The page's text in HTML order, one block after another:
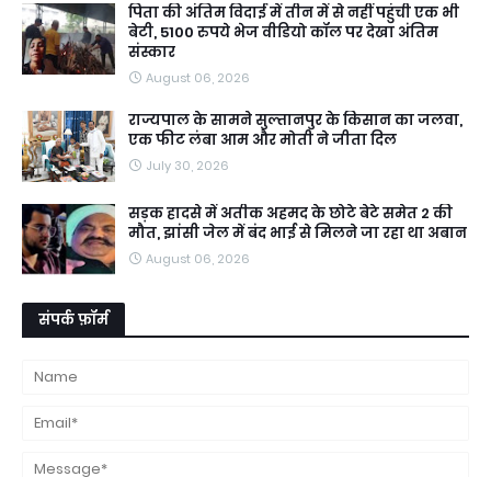
पिता की अंतिम विदाई में तीन में से नहीं पहुंची एक भी
बेटी, 5100 रुपये भेज वीडियो कॉल पर देखा अंतिम
संस्कार
August 06, 2026
राज्यपाल के सामने सुल्तानपुर के किसान का जलवा,
एक फीट लंबा आम और मोती ने जीता दिल
July 30, 2026
सड़क हादसे में अतीक अहमद के छोटे बेटे समेत 2 की
मौत, झांसी जेल में बंद भाई से मिलने जा रहा था अबान
August 06, 2026
संपर्क फ़ॉर्म